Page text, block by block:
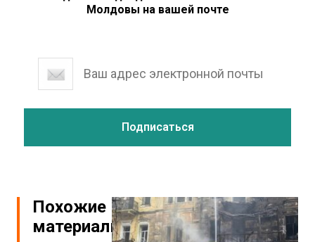
Молдовы на вашей почте
Похожие
материалы